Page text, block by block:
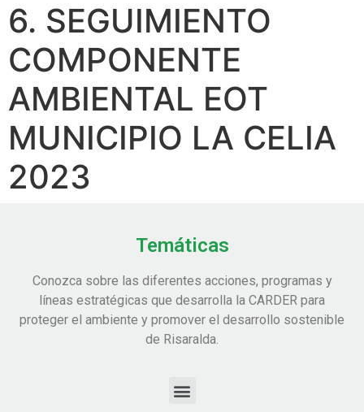
6. SEGUIMIENTO
COMPONENTE
AMBIENTAL EOT
MUNICIPIO LA CELIA
2023
Temáticas
Conozca sobre las diferentes acciones, programas y
líneas estratégicas que desarrolla la CARDER para
proteger el ambiente y promover el desarrollo sostenible
de Risaralda.